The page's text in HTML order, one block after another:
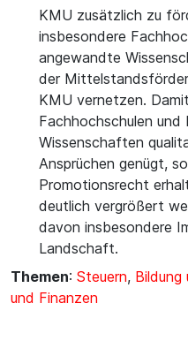
KMU zusätzlich zu
insbesondere
angewandte
der
KMU vernetzen.
Fachhochschulen
Wissenschaften
Ansprüchen genügt,
Promotionsrecht
deutlich vergrößert
davon insbesondere
Landschaft.
Themen: Steuern, Bildung
und Finanzen